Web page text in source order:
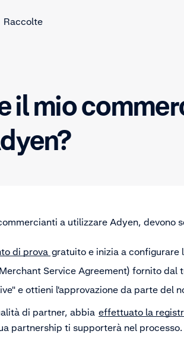
Raccolte
il mio
a utilizzare Adyen, devono
di prova gratuito e inizia a configurare
Service Agreement) fornito dal
e ottieni l'approvazione da parte del
di partner, abbia effettuato la
partnership ti supporterà nel processo.